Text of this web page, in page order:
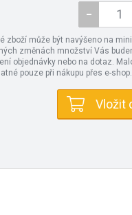
zboží může být navýšeno na
změnách množství Vás
objednávky nebo na dotaz.
pouze při nákupu přes e-shop.
Vložit